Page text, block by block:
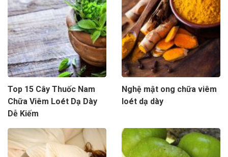
Top 15 Cây Thuốc Nam
Chữa Viêm Loét Dạ Dày
Dễ Kiếm
Nghệ mật ong chữa viêm
loét dạ dày